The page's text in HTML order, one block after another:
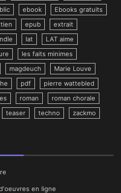
ebook
Ebooks gratuits
epub
extrait
lat
LAT aime
les faits minimes
magdeuch
Marie Louve
pdf
pierre wattebled
roman
roman chorale
teaser techno
zackmo
en ligne